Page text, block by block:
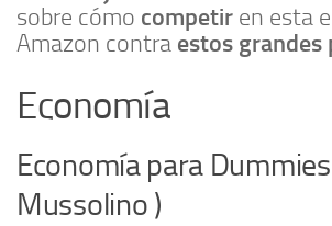
sobre cómo competir en esta
Amazon contra estos grandes
Economía
Economía para
Mussolino )